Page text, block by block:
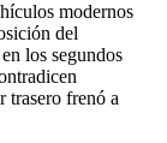
modernos
del
los segundos
trasero frenó a